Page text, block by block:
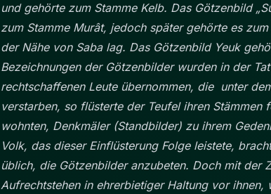
und gehörte zum Stamme Kelb. Das Götzenbild
zum Stamme Murât, jedoch später gehörte es
der Nähe von Saba lag. Das Götzenbild Yeuk
Bezeichnungen der Götzenbilder wurden in der
rechtschaffenen Leute übernommen, die unter
verstarben, so flüsterte der Teufel ihren Stämmen
wohnten, Denkmäler (Standbilder) zu ihrem
Volk, das dieser Einflüsterung Folge leistete,
üblich, die Götzenbilder anzubeten. Doch mit der
Aufrechtstehen in ehrerbietiger Haltung vor